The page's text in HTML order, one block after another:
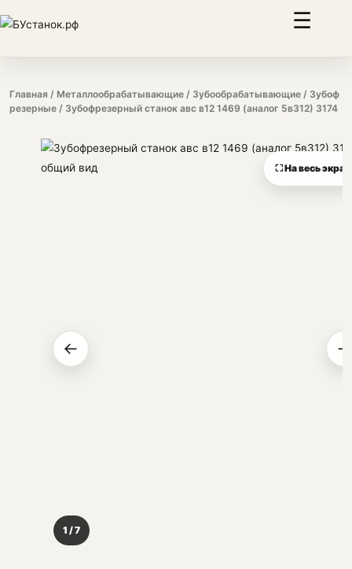
☰
Главная / Металлообрабатывающие / Зубообрабатывающие / Зубоф
резерные / Зубофрезерный станок авс в12 1469 (аналог 5в312) 3174
⛶ На весь экран
← →
1 / 7